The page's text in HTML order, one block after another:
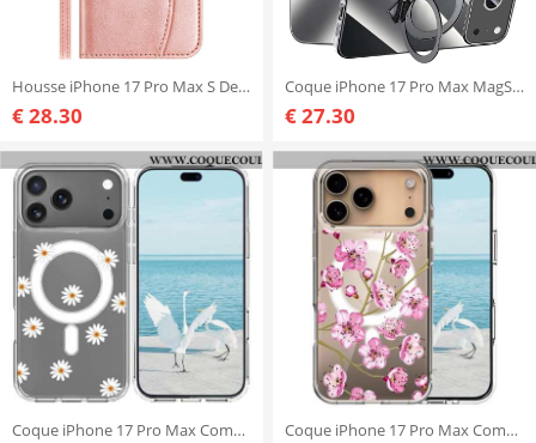
Housse iPhone 17 Pro Max S Design à Lanière
€ 28.30
Coque iPhone 17 Pro Max MagSafe Nature Series SULADA
€ 27.30
Coque iPhone 17 Pro Max Compatible MagSafe Marguerites Coque iPhone 17 Pro Max Compatible MagSafe Fleurs Roses